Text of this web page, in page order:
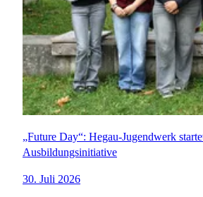
„Future Day“: Hegau-Jugendwerk
Ausbildungsinitiative
30. Juli 2026